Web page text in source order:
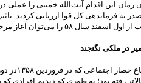
زمان این اقدام آیت‌الله خمینی را عملی
به فرماندهی کل قوا ارزیابی کردند.
سال ۵۸ را می‌توان آغاز مرحله دوم از دوئل قدرت بر پایه موازنه تقابلی در نظر گرفت.
در ملکی نگنجند
ارتفاع
رفته بود؛ به طوری که دیدیم افرادی